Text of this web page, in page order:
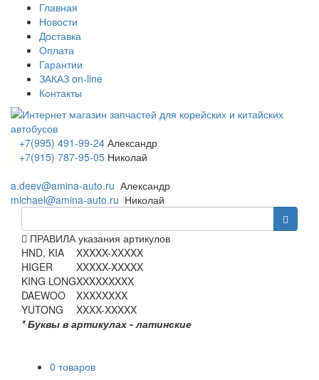
Главная
Новости
Доставка
Оплата
Гарантии
ЗАКАЗ on-line
Контакты
+7(995) 491-99-24 Александр
+7(915) 787-95-05 Николай
a.deev@amina-auto.ru Александр
michael@amina-auto.ru Николай
ПРАВИЛА указания артикулов
HND, KIA
XXXXX-XXXXX
HIGER
XXXXX-XXXXX
KING LONGXXXXXXXXX
DAEWOO
XXXXXXXX
YUTONG
XXXX-XXXXX
* Буквы в артикулах - латинские
0 товаров